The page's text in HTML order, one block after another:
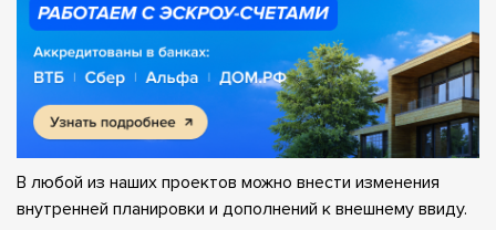
В любой из наших проектов можно внести изменения
внутренней планировки и дополнений к внешнему ввиду.